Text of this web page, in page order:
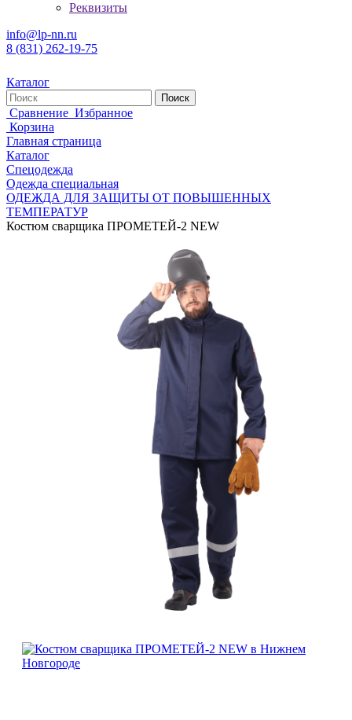
Реквизиты
info@lp-nn.ru
8 (831) 262-19-75
Каталог
Сравнение Избранное
Корзина
Главная страница
Каталог
Спецодежда
Одежда специальная
ОДЕЖДА ДЛЯ ЗАЩИТЫ ОТ ПОВЫШЕННЫХ
ТЕМПЕРАТУР
Костюм сварщика ПРОМЕТЕЙ-2 NEW